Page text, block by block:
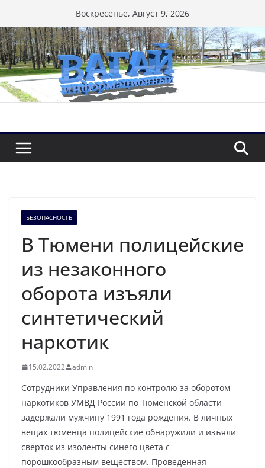
к
содержимому
Воскресенье, Август 9, 2026
БЕЗОПАСНОСТЬ
В Тюмени полицейские
из незаконного
оборота изъяли
синтетический
наркотик
15.02.2022 admin
Сотрудники Управления по контролю за оборотом
наркотиков УМВД России по Тюменской области
задержали мужчину 1991 года рождения. В личных
вещах тюменца полицейские обнаружили и изъяли
сверток из изоленты синего цвета с
порошкообразным веществом. Проведенная